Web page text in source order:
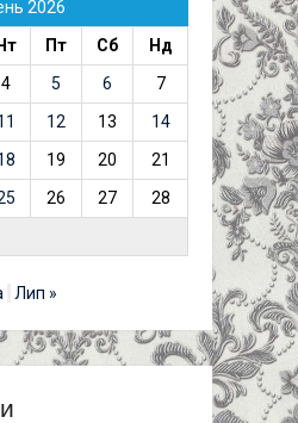
2026
Пт Сб
Нд
4 5 6
7
12 13
14
19 20
21
26 27
28
Лип »